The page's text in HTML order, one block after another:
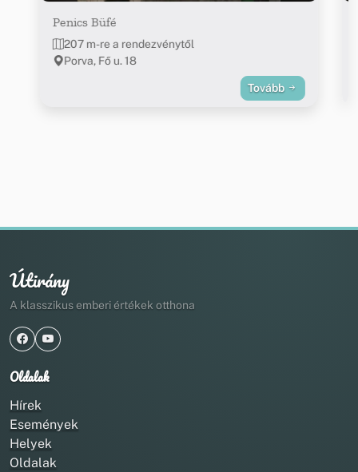
Penics Büfé
207 m-re a rendezvénytől
Porva, Fő u. 18
Tovább
Útirány
A klasszikus emberi értékek otthona
Oldalak
Hírek
Események
Helyek
Oldalak